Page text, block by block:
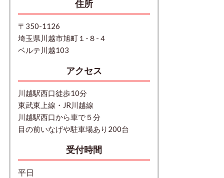
住所
〒350-1126
埼玉県川越市旭町１-８-４
ベルテ川越103
アクセス
川越駅西口徒歩10分
東武東上線・JR川越線
川越駅西口から車で５分
目の前いなげや駐車場あり200台
受付時間
平日